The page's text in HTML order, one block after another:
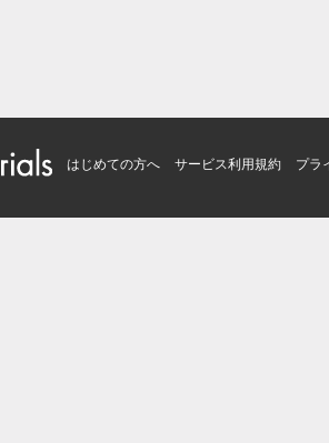
はじめての方へ サービス利用規約 プラ